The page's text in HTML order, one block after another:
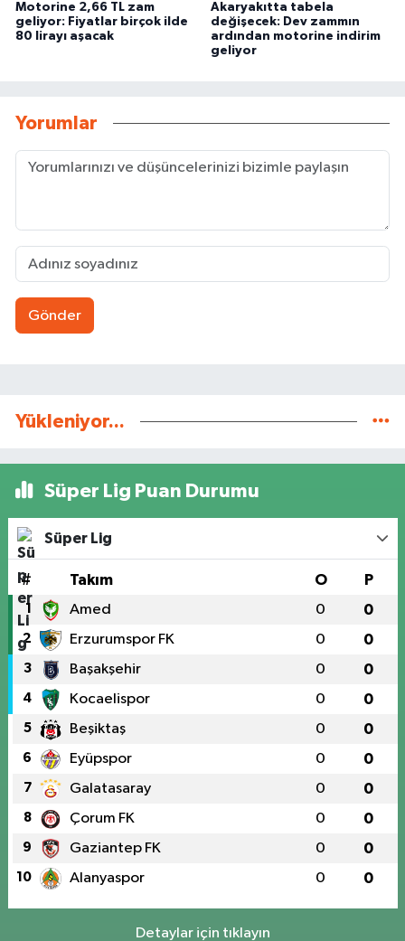
Motorine 2,66 TL zam
geliyor: Fiyatlar birçok ilde
80 lirayı aşacak
Akaryakıtta tabela
değişecek: Dev zammın
ardından motorine indirim
geliyor
Yorumlar
Gönder
Yükleniyor...
Süper Lig Puan Durumu
Süper Lig
# Takım O P
1 Amed 0 0
2 Erzurumspor FK 0 0
3 Başakşehir 0 0
4 Kocaelispor 0 0
5 Beşiktaş 0 0
6 Eyüpspor 0 0
7 Galatasaray 0 0
8 Çorum FK 0 0
9 Gaziantep FK 0 0
10 Alanyaspor 0 0
Detaylar için tıklayın